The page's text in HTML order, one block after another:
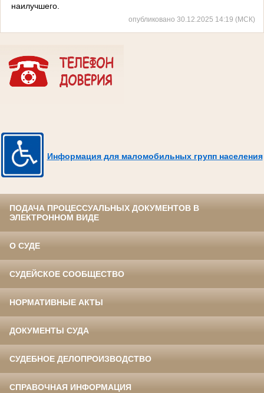
наилучшего.
опубликовано 30.12.2025 14:19 (МСК)
Информация для маломобильных групп населения
ПОДАЧА ПРОЦЕССУАЛЬНЫХ ДОКУМЕНТОВ В
ЭЛЕКТРОННОМ ВИДЕ
О СУДЕ
СУДЕЙСКОЕ СООБЩЕСТВО
НОРМАТИВНЫЕ АКТЫ
ДОКУМЕНТЫ СУДА
СУДЕБНОЕ ДЕЛОПРОИЗВОДСТВО
СПРАВОЧНАЯ ИНФОРМАЦИЯ